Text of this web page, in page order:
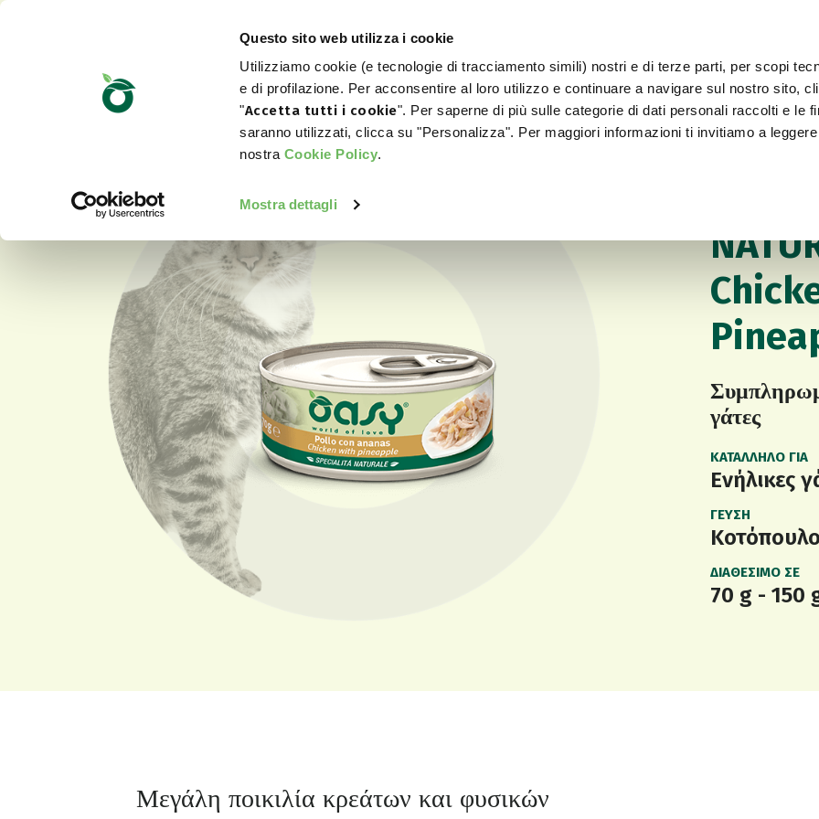
Questo sito web utilizza i cookie
Utilizziamo cookie (e tecnologie di tracciamento simili) nostri e di terze parti, per scopi
e di profilazione. Per acconsentire al loro utilizzo e continuare a navigare sul nostro sito,
"Accetta tutti i cookie". Per saperne di più sulle categorie di dati personali raccolti e le
saranno utilizzati, clicca su "Personalizza". Per maggiori informazioni ti invitiamo a
nostra Cookie Policy.
Mostra dettagli
WORLD OF LOVE ΓΙΑ ΤΟΝ ΣΚΎΛΟ ΣΑΣ
γάτες
ΚΑΤΆΛΛΗΛΟ ΓΙΑ
Ενήλικες
ΓΕΎΣΗ
Κοτόπουλο
ΔΙΑΘΈΣΙΜΟ ΣΕ
70 g - 150
Μεγάλη ποικιλία κρεάτων και φυσικών